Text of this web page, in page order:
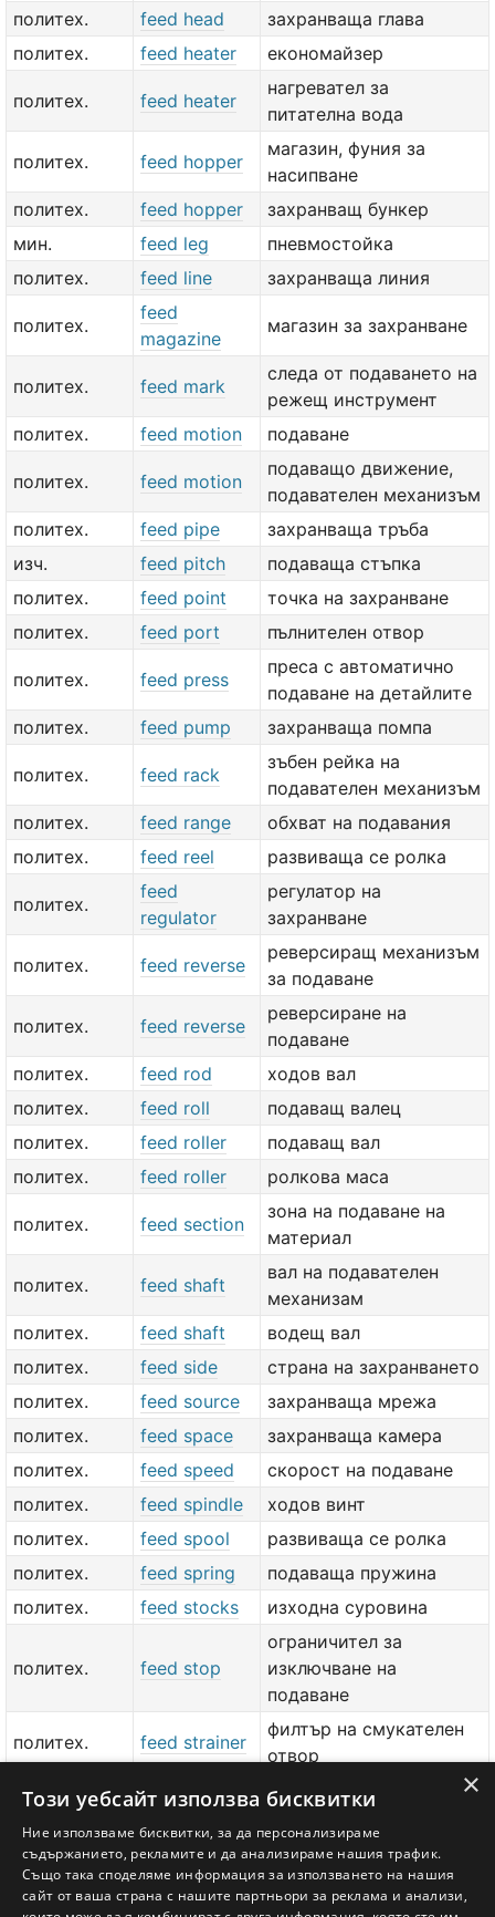
политех.
feed head
захранваща глава
политех.
feed heater економайзер
политех. feed heater
нагревател за
питателна вода
политех. feed hopper
магазин, фуния за
насипване
политех.
feed hopper
захранващ бункер
мин.
feed leg
пневмостойка
политех.
feed line захранваща линия
политех.
feed
magazine
магазин за захранване
политех. feed mark
следа от подаването на
режещ инструмент
политех.
feed motion подаване
политех. feed motion
подаващо движение,
подавателен механизъм
политех.
feed pipe
захранваща тръба
изч.
feed pitch
подаваща стъпка
политех.
feed point
точка на захранване
политех.
feed port пълнителен отвор
политех. feed press
преса с автоматично
подаване на детайлите
политех.
feed pump захранваща помпа
политех. feed rack
зъбен рейка на
подавателен механизъм
политех.
feed range
обхват на подавания
политех.
feed reel развиваща се ролка
политех.
feed
regulator
регулатор на
захранване
политех. feed reverse
реверсиращ механизъм
за подаване
политех. feed reverse
реверсиране на
подаване
политех.
feed rod
ходов вал
политех.
feed roll
подаващ валец
политех.
feed roller
подаващ вал
политех.
feed roller ролкова маса
политех. feed section
зона на подаване на
материал
политех. feed shaft
вал на подавателен
механизам
политех.
feed shaft
водещ вал
политех.
feed side
страна на захранването
политех.
feed source
захранваща мрежа
политех.
feed space
захранваща камера
политех.
feed speed
скорост на подаване
политех.
feed spindle
ходов винт
политех.
feed spool
развиваща се ролка
политех.
feed spring
подаваща пружина
политех.
feed stocks изходна суровина
политех. feed stop
ограничител за
изключване на
подаване
политех. feed strainer
филтър на смукателен
отвор
политех.
feed system
уредба за захранване
политех.
feed tank
изч.
feed track водеща перфорация
добави значение или преводтук
×
Този уебсайт използва бисквитки
Ние използваме бисквитки, за да персонализираме
съдържанието, рекламите и да анализираме нашия трафик.
Също така споделяме информация за използването на нашия
сайт от ваша страна с нашите партньори за реклама и анализи,